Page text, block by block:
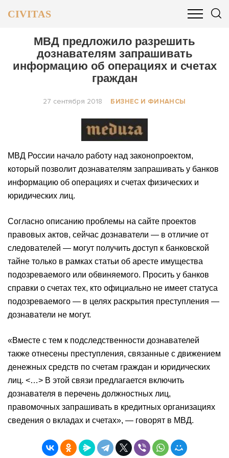
CIVITAS
ОБЩЕСТВО БИЗНЕС И ФИНАНСЫ
МВД предложило разрешить
дознавателям запрашивать
информацию об операциях и счетах
граждан
27 сентября 2018 БИЗНЕС И ФИНАНСЫ
МВД России начало работу над законопроектом,
который позволит дознавателям запрашивать у банков
информацию об операциях и счетах физических и
юридических лиц.
Согласно описанию проблемы на сайте проектов
правовых актов, сейчас дознаватели — в отличие от
следователей — могут получить доступ к банковской
тайне только в рамках статьи об аресте имущества
подозреваемого или обвиняемого. Просить у банков
справки о счетах тех, кто официально не имеет статуса
подозреваемого — в целях раскрытия преступления —
дознаватели не могут.
«Вместе с тем к подследственности дознавателей
также отнесены преступления, связанные с движением
денежных средств по счетам граждан и юридических
лиц. <…> В этой связи предлагается включить
дознавателя в перечень должностных лиц,
правомочных запрашивать в кредитных организациях
сведения о вкладах и счетах», — говорят в МВД.